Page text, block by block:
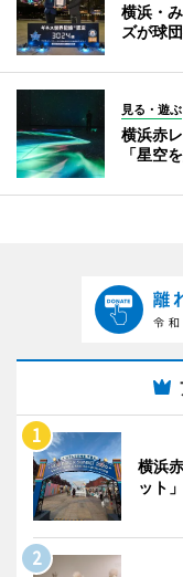
横浜・
ズが球
見る・遊ぶ
横浜赤
「星空
横浜
ット